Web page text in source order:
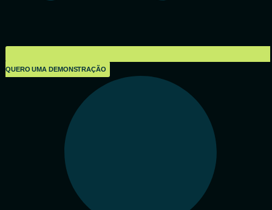
QUERO UMA DEMONSTRAÇÃO